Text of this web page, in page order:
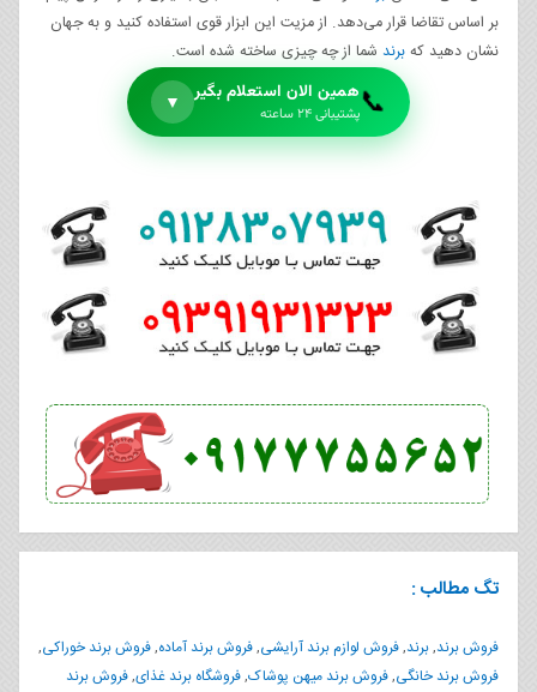
بر اساس تقاضا قرار می‌دهد. از مزیت این ابزار قوی استفاده کنید و به جهان
نشان دهید کهبرند شما از چه چیزی ساخته شده است.
📞همین الان استعلام بگیر
پشتیبانی ۲۴ ساعته
▼
تگ مطالب :
فروش برند,برند,فروش لوازم برند آرایشی,فروش برند آماده,فروش برند خوراکی,
فروش برند خانگی,فروش برند میهن پوشاک,فروشگاه برند غذای,فروش برند